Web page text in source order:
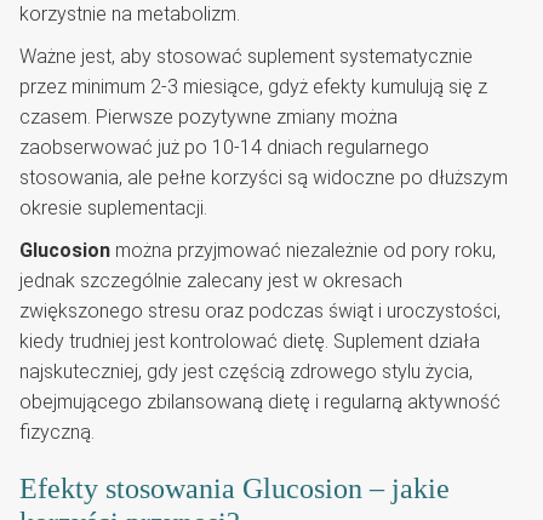
korzystnie na metabolizm.
Ważne jest, aby stosować suplement systematycznie
przez minimum 2-3 miesiące, gdyż efekty kumulują się z
czasem. Pierwsze pozytywne zmiany można
zaobserwować już po 10-14 dniach regularnego
stosowania, ale pełne korzyści są widoczne po dłuższym
okresie suplementacji.
Glucosion można przyjmować niezależnie od pory roku,
jednak szczególnie zalecany jest w okresach
zwiększonego stresu oraz podczas świąt i uroczystości,
kiedy trudniej jest kontrolować dietę. Suplement działa
najskuteczniej, gdy jest częścią zdrowego stylu życia,
obejmującego zbilansowaną dietę i regularną aktywność
fizyczną.
Efekty stosowania Glucosion – jakie